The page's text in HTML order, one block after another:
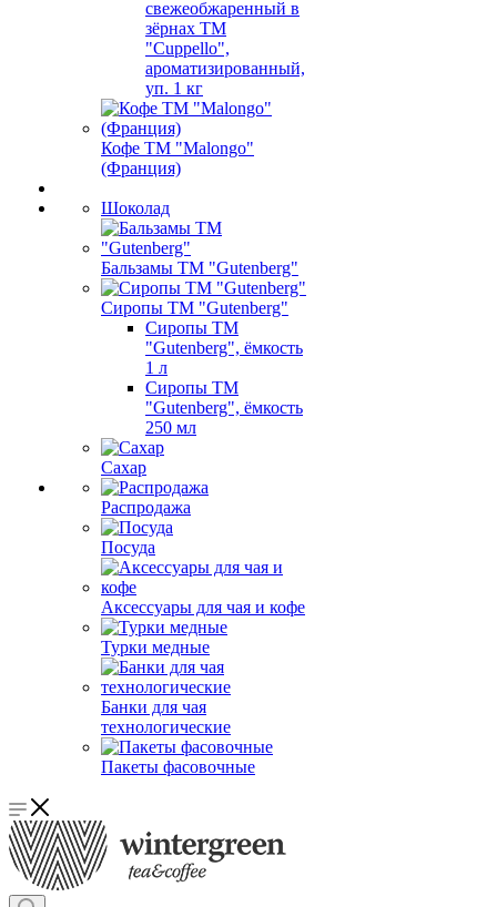
свежеобжаренный в
зёрнах ТМ
"Cuppello",
ароматизированный,
уп. 1 кг
Кофе ТМ "Malongo"
(Франция)
Шоколад
Бальзамы ТМ "Gutenberg"
Сиропы ТМ "Gutenberg"
Сиропы ТМ
"Gutenberg", ёмкость
1 л
Сиропы ТМ
"Gutenberg", ёмкость
250 мл
Сахар
Распродажа
Посуда
Аксессуары для чая и кофе
Турки медные
Банки для чая
технологические
Пакеты фасовочные